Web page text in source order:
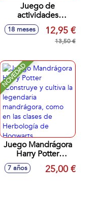
Juego de
actividades
Matrioska con
forma de animales.
24x15x15 cm
18 meses 12,95 €
13,50 €
NOVEDAD
Juego Mandrágora
Harry Potter
.Construye y cultiva
la legendaria
7 años 25,00 €